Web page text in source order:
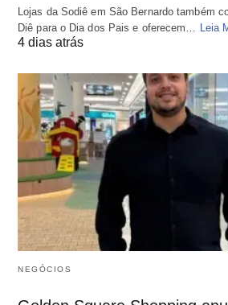
Lojas da Sodiê em São Bernardo também
Diê para o Dia dos Pais e oferecem… Leia
4 dias atrás
NEGÓCIOS